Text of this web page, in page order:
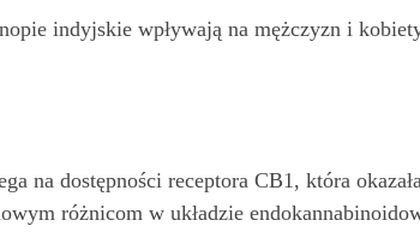
indyjskie wpływają na mężczyzn i
na dostępności receptora CB1, która
różnicom w układzie